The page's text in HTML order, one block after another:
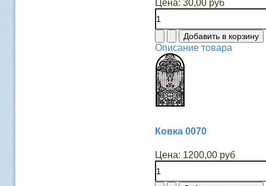
Цена: 30,00 руб
Описание товара
Ковка 0070
Цена: 1200,00 руб